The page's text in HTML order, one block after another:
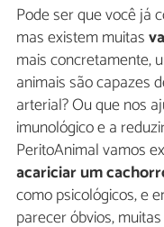
Pode ser que você já
mas existem muitas
mais concretamente,
animais são capazes
arterial? Ou que nos
imunológico e a
PeritoAnimal vamos
acariciar um
como psicológicos, e
parecer óbvios,